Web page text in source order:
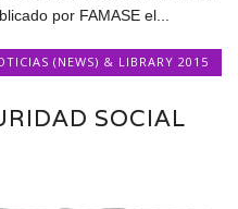
por FAMASE el...
(NEWS) & LIBRARY 2015
SOCIAL